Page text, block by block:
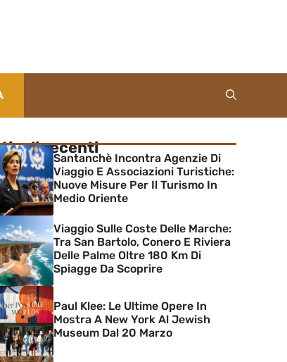
recenti
Santanchè Incontra Agenzie Di
Viaggio E Associazioni Turistiche:
Nuove Misure Per Il Turismo In
Medio Oriente
Viaggio Sulle Coste Delle Marche:
Tra San Bartolo, Conero E Riviera
Delle Palme Oltre 180 Km Di
Spiagge Da Scoprire
Paul Klee: Le Ultime Opere In
Mostra A New York Al Jewish
Museum Dal 20 Marzo